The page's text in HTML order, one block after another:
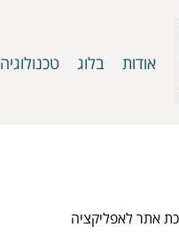
אודות בלוג טכנולוגיה